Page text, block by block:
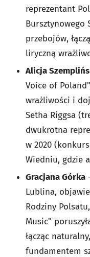
reprezentant
Bursztynowego
przebojów,
liryczną
Alicja
Voice of
wrażliwości i
Setha Riggsa
dwukrotna
w 2020
Wiedniu, gdzie
Gracjana Górka
Lublina,
Rodziny
Music"
łącząc
fundamentem